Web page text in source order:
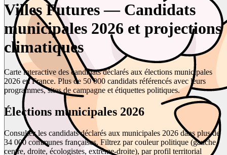
Villes Futures — Candidats
municipales 2026 et projections
climatiques
Carte interactive des candidats déclarés aux élections municipales
2026 en France. Plus de 50 000 candidats référencés avec leurs
programmes, sites de campagne et étiquettes politiques.
Élections municipales 2026
Consultez les candidats déclarés aux municipales 2026 dans plus de
34 000 communes françaises. Filtrez par couleur politique (gauche,
centre, droite, écologistes, extrême-droite), par profil territorial